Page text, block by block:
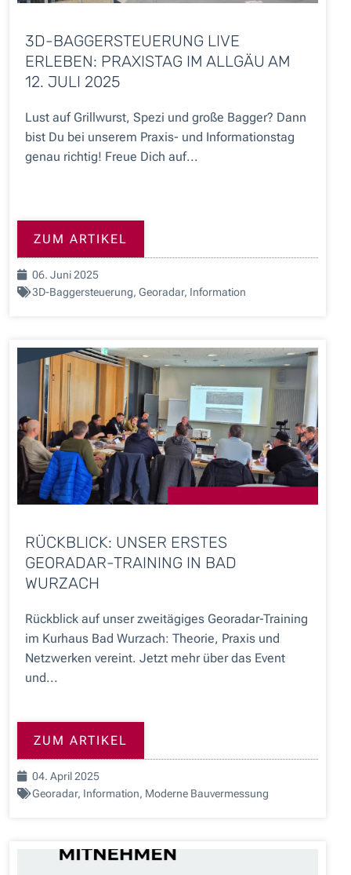
3D-BAGGERSTEUERUNG LIVE
ERLEBEN: PRAXISTAG IM ALLGÄU AM
12. JULI 2025
Lust auf Grillwurst, Spezi und große Bagger? Dann
bist Du bei unserem Praxis- und Informationstag
genau richtig! Freue Dich auf...
ZUM ARTIKEL
06. Juni 2025
3D-Baggersteuerung, Georadar, Information
RÜCKBLICK: UNSER ERSTES
GEORADAR-TRAINING IN BAD
WURZACH
Rückblick auf unser zweitägiges Georadar-Training
im Kurhaus Bad Wurzach: Theorie, Praxis und
Netzwerken vereint. Jetzt mehr über das Event
und...
ZUM ARTIKEL
04. April 2025
Georadar, Information, Moderne Bauvermessung